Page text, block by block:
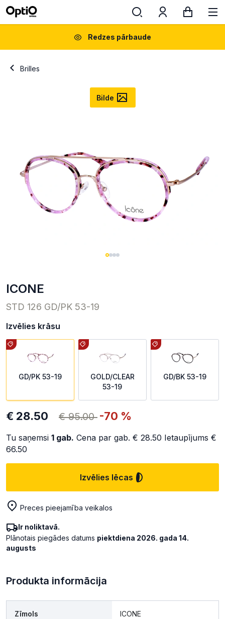
Redzes pārbaude
Brilles
Bilde
ICONE
STD 126 GD/PK 53-19
Izvēlies krāsu
GD/PK 53-19
GOLD/CLEAR
53-19
GD/BK 53-19
€ 28.50 € 95.00 -70 %
Tu saņemsi 1 gab. Cena par gab. € 28.50 Ietaupījums €
66.50
Izvēlies lēcas
Preces pieejamība veikalos
Ir noliktavā.
Plānotais piegādes datums piektdiena 2026. gada 14.
augusts
Produkta informācija
Zīmols ICONE